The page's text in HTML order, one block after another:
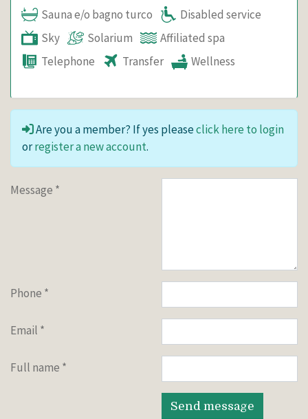
Sauna e/o bagno turco
Disabled service
Sky
Solarium
Affiliated spa
Telephone
Transfer Wellness
Are you a member? If yes pleaseclick here to login
orregister a new account.
Message *
Phone *
Email *
Full name *
Send message